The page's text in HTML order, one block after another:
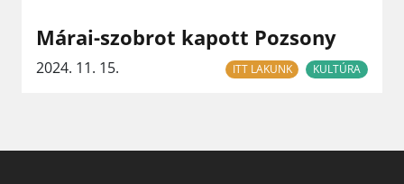
Márai-szobrot kapott Pozsony
2024. 11. 15. ITT LAKUNK KULTÚRA